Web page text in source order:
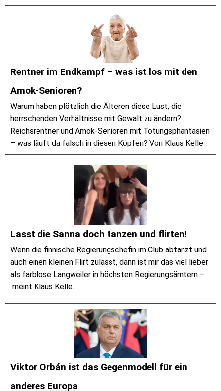
Rentner im Endkampf – was ist los mit den
Amok-Senioren?
Warum haben plötzlich die Älteren diese Lust, die
herrschenden Verhältnisse mit Gewalt zu ändern?
Reichsrentner und Amok-Senioren mit Tötungsphantasien
– was läuft da falsch in diesen Köpfen? Von Klaus Kelle
Lasst die Sanna doch tanzen und flirten!
Wenn die finnische Regierungschefin im Club abtanzt und
auch einen kleinen Flirt zulässt, dann ist mir das viel lieber
als farblose Langweiler in höchsten Regierungsämtern –
meint Klaus Kelle.
Viktor Orbán ist das Gegenmodell für ein
anderes Europa